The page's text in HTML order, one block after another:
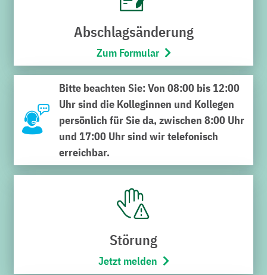
Die Stadtwerke
Bruchsal – Dein
Arbeitgeber
Die Arbeit bei den Stadtwerken ist von großer
Bedeutung für unser aller Zukunft. Die Stadtwerke
sind Motor der Energie-, der Verkehrs- wie auch der
Wärmewende – und steuern so aktiv dem
Klimawandel entgegen. Die Stadtwerke
Trinkwasser-, Strom-, Gas- und Wasserversorgung,
sind am zeo-Carsharing beteiligt, kümmern sich in
Bruchsal um die Straßenbeleuchtung, betreiben drei
Freibäder, zwei Hallenbäder und eine
Saunalandschaft sowie den Bruchsaler Stadtbus.
Abschlagsänderung
Zum Formular
Bitte beachten Sie: Von 08:00 bis 12:00
Uhr sind die Kolleginnen und Kollegen
persönlich für Sie da, zwischen 8:00 Uhr
und 17:00 Uhr sind wir telefonisch
erreichbar.
Störung
Jetzt melden